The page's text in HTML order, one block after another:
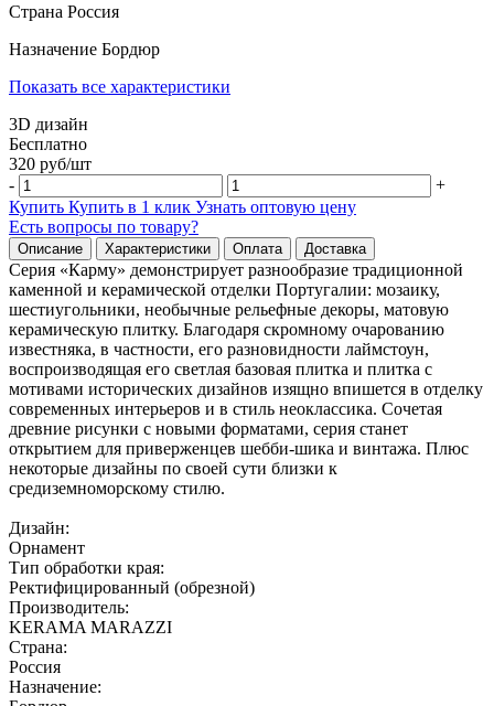
Страна Россия
Назначение Бордюр
Показать все характеристики
3D дизайн
Бесплатно
320 руб/шт
-
+
Купить Купить в 1 клик Узнать оптовую цену
Есть вопросы по товару?
Описание Характеристики Оплата Доставка
Серия «Карму» демонстрирует разнообразие традиционной
каменной и керамической отделки Португалии: мозаику,
шестиугольники, необычные рельефные декоры, матовую
керамическую плитку. Благодаря скромному очарованию
известняка, в частности, его разновидности лаймстоун,
воспроизводящая его светлая базовая плитка и плитка с
мотивами исторических дизайнов изящно впишется в отделку
современных интерьеров и в стиль неоклассика. Сочетая
древние рисунки с новыми форматами, серия станет
открытием для приверженцев шебби-шика и винтажа. Плюс
некоторые дизайны по своей сути близки к
средиземноморскому стилю.
Дизайн:
Орнамент
Тип обработки края:
Ректифицированный (обрезной)
Производитель:
KERAMA MARAZZI
Страна:
Россия
Назначение: